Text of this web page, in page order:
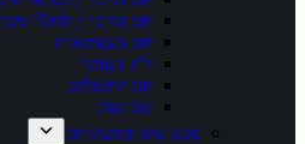
יום הזיכרון לחללי
יום העצמאות
ל"ג בעומר
יום ירושלים
שבועות
צעצועים ומשחקים